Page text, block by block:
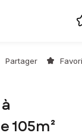
Partager
105m²